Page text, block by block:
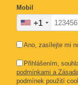
Mobil
+1
Ano, zasílejte mi
Přihlášením,
podmínkami a
podmínek použití